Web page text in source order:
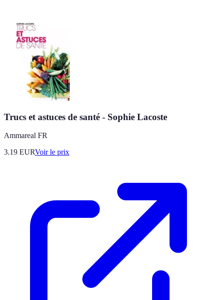
Trucs et astuces de santé - Sophie Lacoste
Ammareal FR
3.19 EURVoir le prix